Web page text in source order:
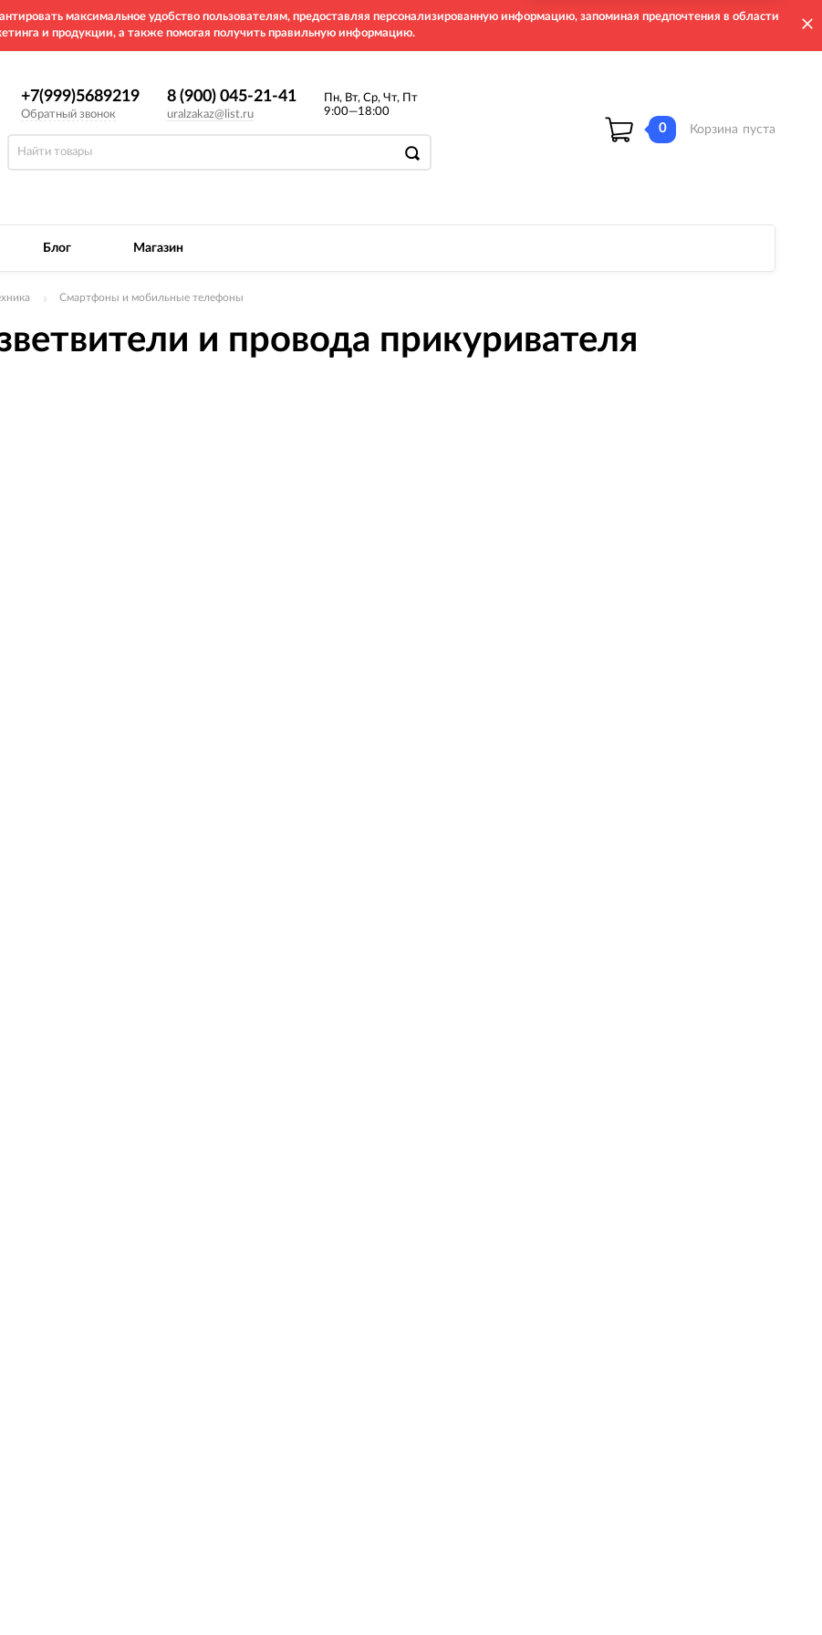
максимальное удобство пользователям, предоставляя персонализированную информацию, запоминая предпочтения в области
и продукции, а также помогая получить правильную информацию.
+7(999)5689219
Обратный звонок
8 (900) 045-21-41
uralzakaz@list.ru
Пн, Вт, Ср, Чт, Пт
9:00—18:00
0 Корзина пуста
Блог Магазин
Смартфоны и мобильные телефоны
и провода прикуривателя